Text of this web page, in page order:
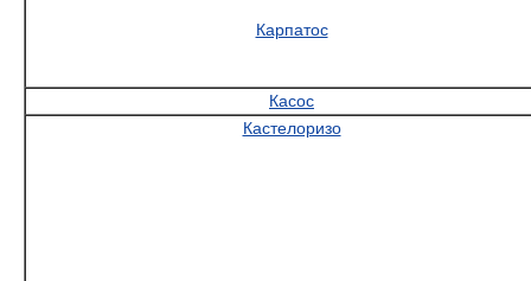
Карпатос
Касос
Кастелоризо